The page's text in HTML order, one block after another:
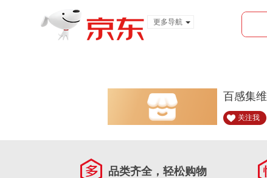
更多导航
百感集
关注我
品类齐全，轻松购物